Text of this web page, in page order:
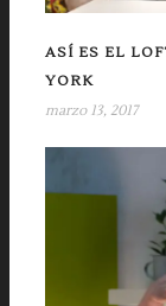
ASÍ ES EL
YORK
marzo 13, 2017